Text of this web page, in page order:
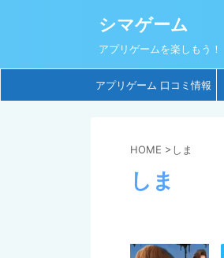
シマゲーム
アプリゲームを楽しもう！
アプリゲーム 口コミ情報
HOME >しま
しま